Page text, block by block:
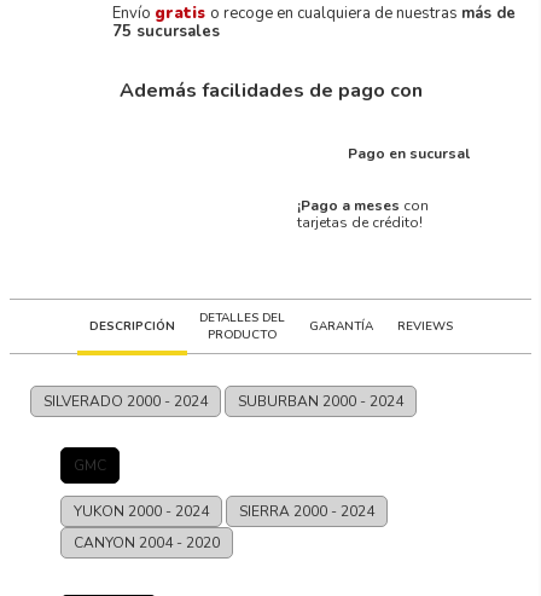
Envío gratis o recoge en cualquiera de nuestras más de
75 sucursales
Además facilidades de pago con
Pago en sucursal
¡Pago a meses con
tarjetas de crédito!
DESCRIPCIÓN
DETALLES DEL
PRODUCTO
GARANTÍA REVIEWS
SILVERADO 2000 - 2024 SUBURBAN 2000 - 2024
GMC
YUKON 2000 - 2024 SIERRA 2000 - 2024
CANYON 2004 - 2020